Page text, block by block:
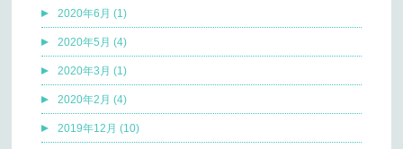
2020年6月 (1)
2020年5月 (4)
2020年3月 (1)
2020年2月 (4)
2019年12月 (10)